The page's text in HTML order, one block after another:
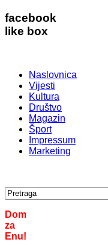
facebook
like box
Naslovnica
Vijesti
Kultura
Društvo
Magazin
Šport
Impressum
Marketing
Dom
za
Enu!